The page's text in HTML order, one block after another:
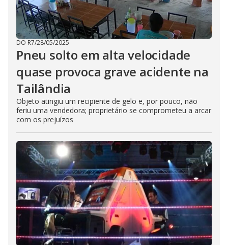
DO R7/28/05/2025
Pneu solto em alta velocidade
quase provoca grave acidente na
Tailândia
Objeto atingiu um recipiente de gelo e, por pouco, não
feriu uma vendedora; proprietário se comprometeu a arcar
com os prejuízos